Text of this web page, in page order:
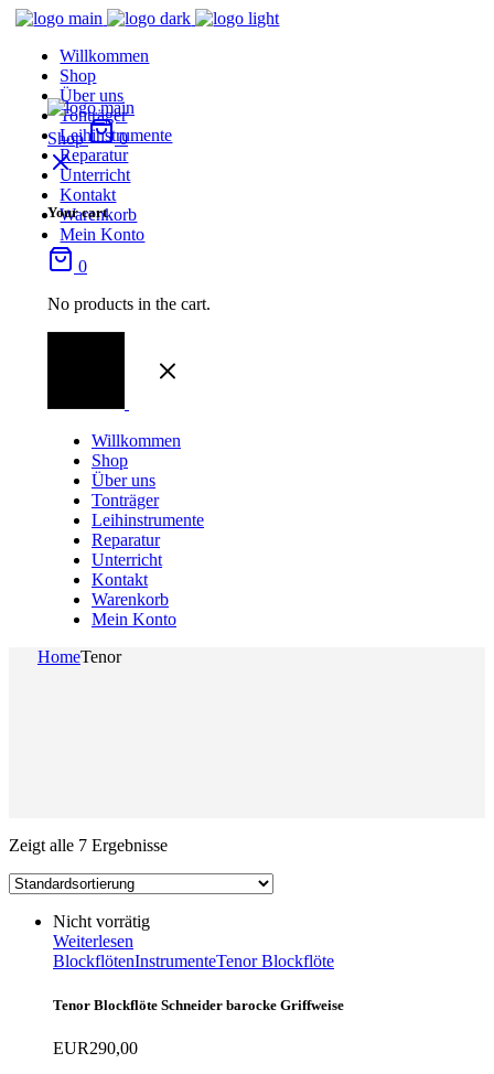
Willkommen
Shop
Über uns
Tonträger
Leihinstrumente
Reparatur
Unterricht
Kontakt
Warenkorb
Mein Konto
Shop 0
Your cart
0
No products in the cart.
Willkommen
Shop
Über uns
Tonträger
Leihinstrumente
Reparatur
Unterricht
Kontakt
Warenkorb
Mein Konto
HomeTenor
Zeigt alle 7 Ergebnisse
Nicht vorrätig
Weiterlesen
BlockflötenInstrumenteTenor Blockflöte
Tenor Blockflöte Schneider barocke Griffweise
EUR290,00